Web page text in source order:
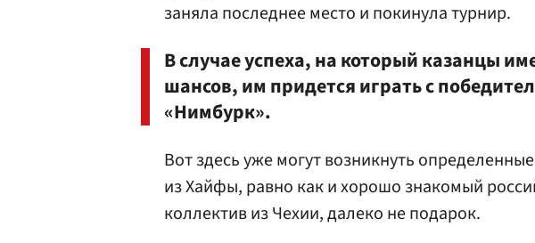
заняла последнее место и покинула турнир.
В случае успеха, на который казанцы
шансов, им придется играть с
«Нимбурк».
Вот здесь уже могут возникнуть
из Хайфы, равно как и хорошо знакомый
коллектив из Чехии, далеко не подарок.